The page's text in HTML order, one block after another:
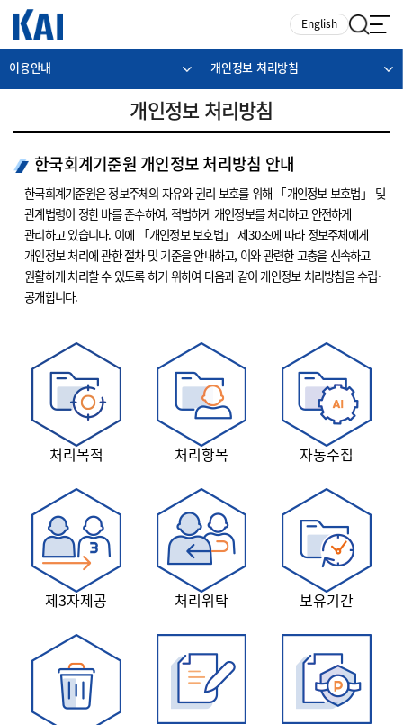
English
이용안내 개인정보 처리방침
개인정보 처리방침
한국회계기준원 개인정보 처리방침 안내
한국회계기준원은 정보주체의 자유와 권리 보호를 위해 「개인정보 보호법」 및
관계법령이 정한 바를 준수하여, 적법하게 개인정보를 처리하고 안전하게
관리하고 있습니다. 이에 「개인정보 보호법」 제30조에 따라 정보주체에게
개인정보 처리에 관한 절차 및 기준을 안내하고, 이와 관련한 고충을 신속하고
원활하게 처리할 수 있도록 하기 위하여 다음과 같이 개인정보 처리방침을 수립·
공개합니다.
처리목적 처리항목 자동수집
제3자제공 처리위탁 보유기간